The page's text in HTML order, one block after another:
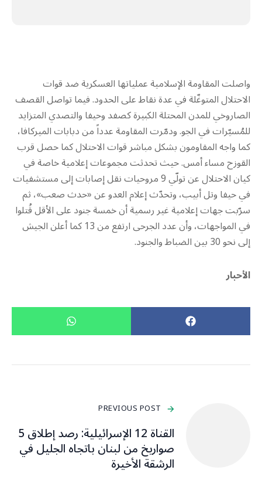
واصلت المقاومة الإسلامية عملياتها العسكرية ضد قوات
الاحتلال المتوغّلة في عدة نقاط على الحدود. فيما تواصل القصف
الصاروخي للمدن المحتلة الكبيرة كصفد وحيفا والتصدي المتزايد
للمُسيّرات في الجو. ودمّرت المقاومة عدداً من دبابات الميركافا،
كما واجه المقاومون بشكل مباشر قوات الاحتلال كما حصل قرب
القوزح مساء أمس. حيث تحدثت مجموعات إعلامية خاصة في
كيان الاحتلال عن تولّي 9 مروحيات نقل إصابات إلى مستشفيات
في حيفا وتل أبيب، وتحدّث إعلام العدو عن «حدث صعب»، ثم
سرّبت جهات إعلامية غير رسمية أن خمسة جنود على الأقل قُتلوا
في المواجهات، وأن عدد الجرحى ارتفع من 13 كما أعلن الجيش
إلى نحو 30 بين الضباط والجنود.
الأحبار
PREVIOUS POST
القناة 12 الإسرائيلية: رصد إطلاق 5
صواريخ من لبنان باتجاه الجليل في
الرشقة الأخيرة